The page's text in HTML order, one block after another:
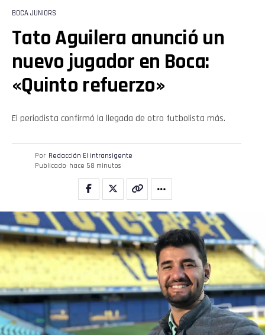
BOCA JUNIORS
Tato Aguilera anunció un
nuevo jugador en Boca:
«Quinto refuerzo»
El periodista confirmó la llegada de otro futbolista más.
Por Redacción El intransigente
Publicado hace 58 minutos
Pinterest
Whatsapp